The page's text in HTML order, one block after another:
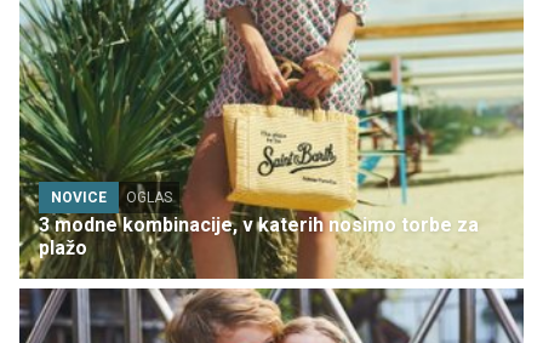
NOVICE OGLAS
3 modne kombinacije, v katerih nosimo torbe za
plažo